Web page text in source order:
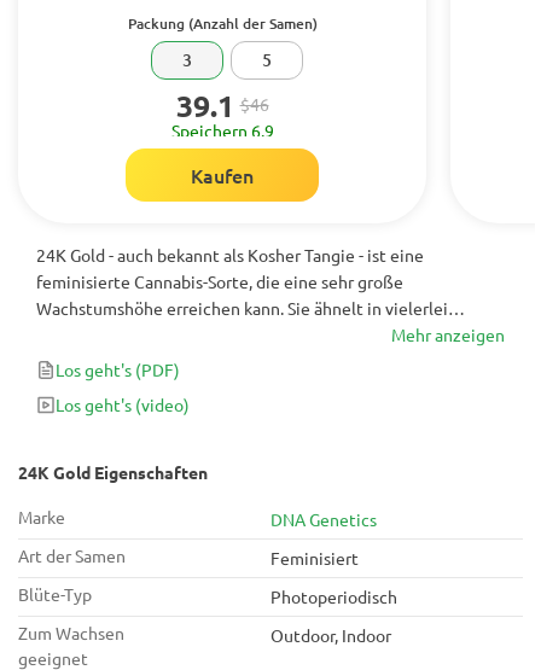
Packung (Anzahl der Samen)
3 5
39.1 $46
Speichern 6.9
Kaufen
24K Gold - auch bekannt als Kosher Tangie - ist eine
feminisierte Cannabis-Sorte, die eine sehr große
Wachstumshöhe erreichen kann. Sie ähnelt in vielerlei
Hinsicht der Sorte Kosher Kush, und erzeugt ein High, das
erhebend und gleichzeitig entspannend ist. 24K Gold ist eine
sehr starke Sorte, und daher nicht geeignet, wenn du noch
Besorgungen erledigen oder arbeiten musst. Diese Hybride
Anwendungen, insbesondere für Konsumenten, die mit Stress
Mehr anzeigen
Los geht's (PDF)
Los geht's (video)
24K Gold Eigenschaften
Marke
DNA Genetics
Art der Samen
Feminisiert
Blüte-Typ
Photoperiodisch
Zum Wachsen
geeignet
Outdoor, Indoor